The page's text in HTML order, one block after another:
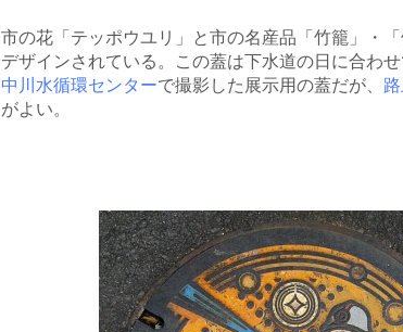
市の花「テッポウユリ」と市の名産品「竹籠」・
デザインされている。この蓋は下水道の日に合わ
中川水循環センターで撮影した展示用の蓋だが、
がよい。